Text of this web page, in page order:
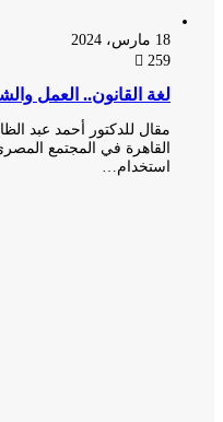
لغة القانون.. العمل والشغل
مقال للدكتور أحمد عبد الظاهر –
القاهرة في المجتمع المصري
استخدام…